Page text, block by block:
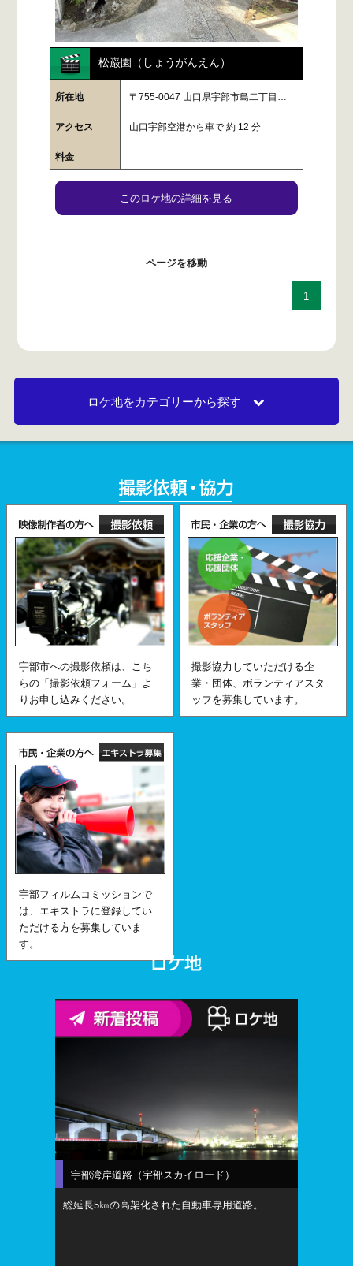
松巌園（しょうがんえん）
所在地 〒755-0047 山口県宇部市島二丁目…
アクセス 山口宇部空港から車で 約 12 分
料金
このロケ地の詳細を見る
ページを移動
1
ロケ地をカテゴリーから探す
宇部市への撮影依頼は、こち
らの「撮影依頼フォーム」よ
りお申し込みください。
撮影協力していただける企
業・団体、ボランティアスタ
ッフを募集しています。
宇部フィルムコミッションで
は、エキストラに登録してい
ただける方を募集していま
す。
宇部湾岸道路（宇部スカイロード）
総延長5㎞の高架化された自動車専用道路。